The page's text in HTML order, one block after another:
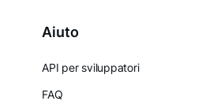
Aiuto
API per sviluppatori
FAQ